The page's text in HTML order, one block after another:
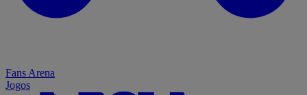
Fans Arena
Jogos